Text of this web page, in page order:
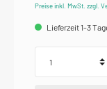
Preise inkl. MwSt. zzgl.
Lieferzeit 1-3